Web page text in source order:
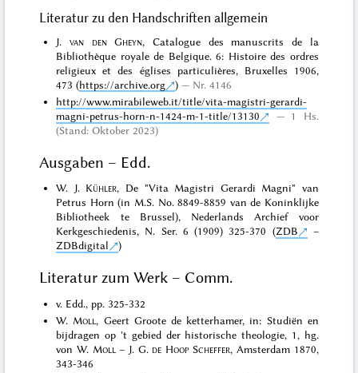
Literatur zu den Handschriften allgemein
J. van den Gheyn, Catalogue des manuscrits de la
Bibliothèque royale de Belgique. 6: Histoire des ordres
religieux et des églises particulières, Bruxelles 1906,
473 (https://archive.org )
Nr. 4146
http://www.mirabileweb.it/title/vita-magistri-gerardi-
magni-petrus-horn-n-1424-m-1-title/13130
1 Hs.
(Stand: Oktober 2023)
Ausgaben – Edd.
W. J. Kühler, De "Vita Magistri Gerardi Magni" van
Petrus Horn (in M.S. No. 8849-8859 van de Koninklijke
Bibliotheek te Brussel), Nederlands Archief voor
Kerkgeschiedenis, N. Ser. 6 (1909) 325-370 (ZDB
–
ZDBdigital
)
Literatur zum Werk – Comm.
v. Edd., pp. 325-332
W. Moll, Geert Groote de ketterhamer, in: Studiën en
bijdragen op 't gebied der historische theologie, 1, hg.
von W. Moll– J. G. de Hoop Scheffer, Amsterdam 1870,
343-346